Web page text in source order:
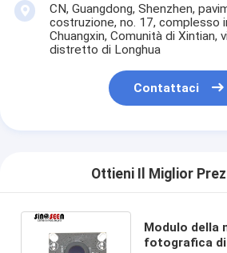
CN, Guangdong, Shenzhen,
costruzione, no. 17, complesso
Chuangxin, Comunità di Xintian,
distretto di Longhua
Contattaci
Ottieni Il Miglior
Modulo della
fotografica di